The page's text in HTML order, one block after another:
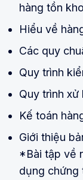
hàng tồn kho
Hiểu về
Các quy
Quy trình
Quy trình
Kế toán
Giới thiệu
*Bài tập về
dụng chứng